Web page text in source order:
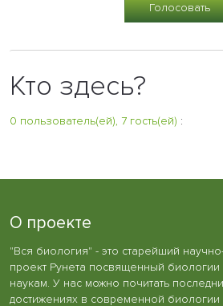
Кто здесь?
0 пользователь(ей), 7 гость(ей) :
О проекте
"Вся биология" - это старейший
проект Рунета посвященный биологии
наукам. У нас можно почитать
достижениях в современной биологии